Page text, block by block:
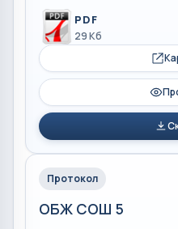
PDF
29 Кб
Протокол
ОБЖ СОШ 5